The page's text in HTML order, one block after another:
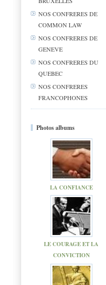
NOS CONFRERES DE
COMMON LAW
NOS CONFRERES DE
GENEVE
NOS CONFRERES DU
QUEBEC
NOS CONFRERES
FRANCOPHONES
Photos albums
LA CONFIANCE
LE COURAGE ET LA
CONVICTION